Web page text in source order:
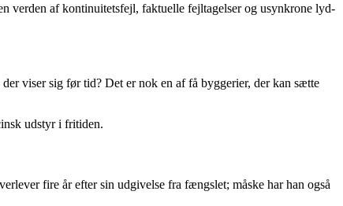
verden af kontinuitetsfejl, faktuelle fejltagelser og usynkrone lyd-
viser sig før tid? Det er nok en af få byggerier, der kan sætte
udstyr i fritiden.
fire år efter sin udgivelse fra fængslet; måske har han også